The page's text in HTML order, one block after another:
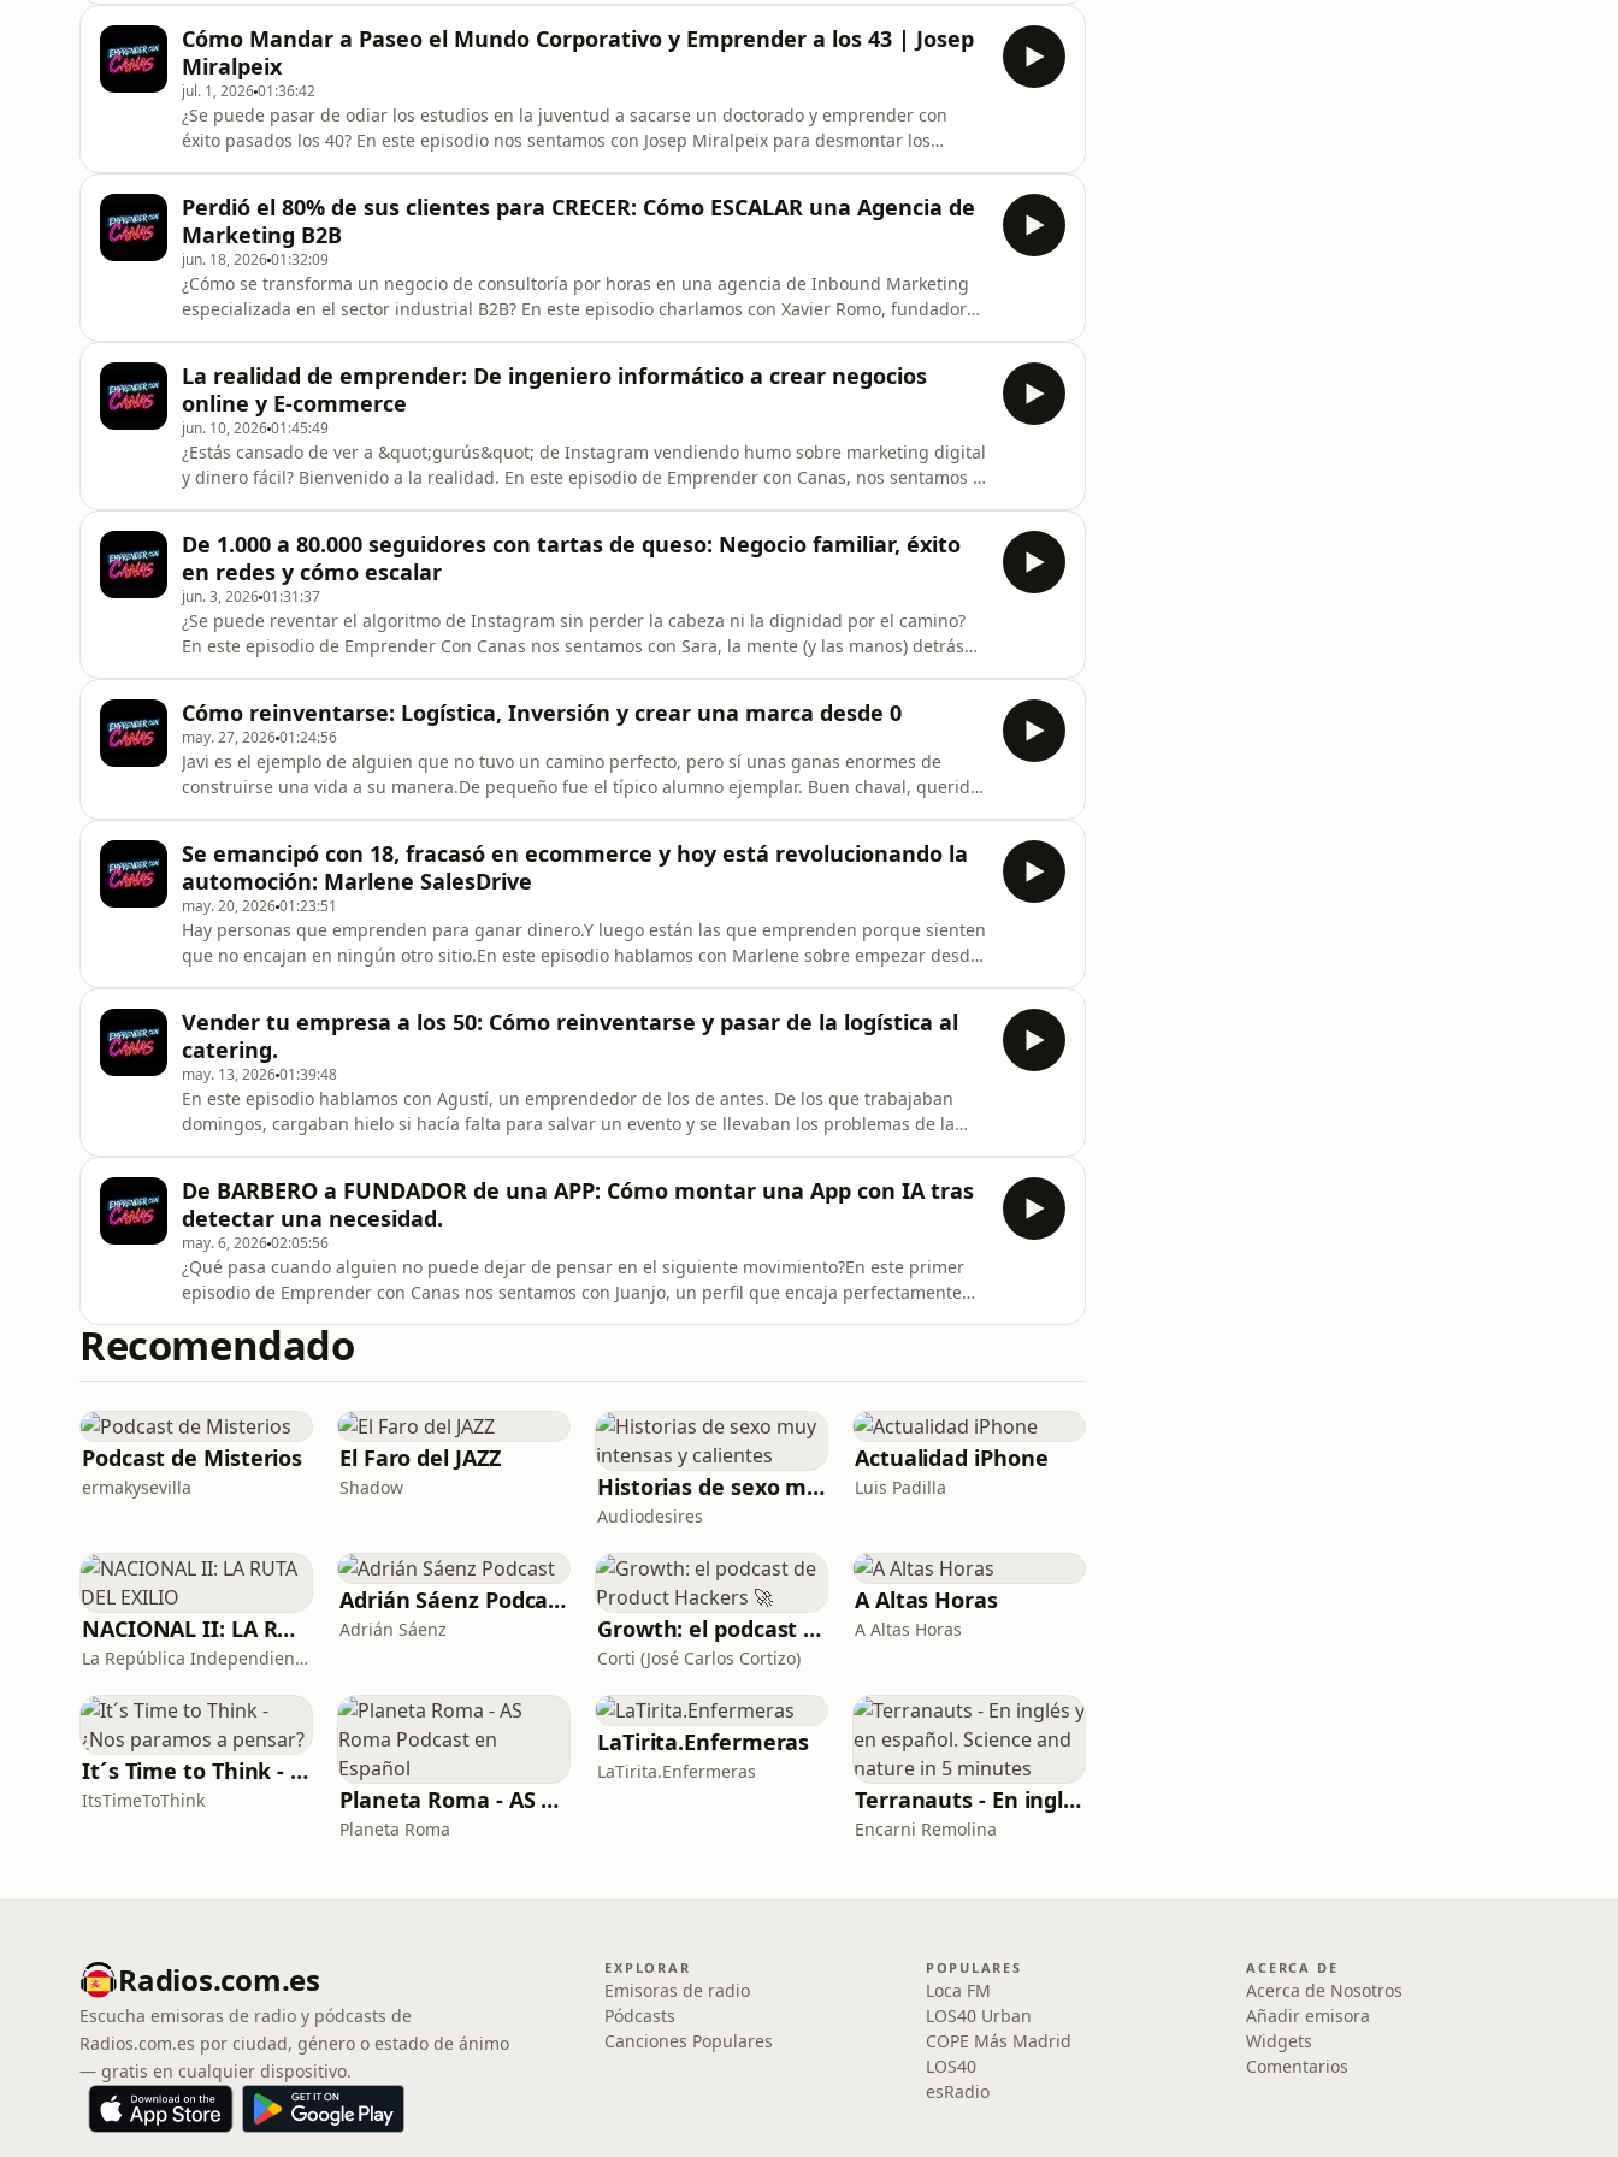
piloto automático, estresad
Cómo Mandar a Paseo el Mundo Corporativo y Emprender a los 43 | Josep
Miralpeix
jul. 1, 202601:36:42
¿Se puede pasar de odiar los estudios en la juventud a sacarse un doctorado y emprender con
éxito pasados los 40? En este episodio nos sentamos con Josep Miralpeix para desmontar los
tienes&quot;, la bofetada de re
Perdió el 80% de sus clientes para CRECER: Cómo ESCALAR una Agencia de
Marketing B2B
jun. 18, 202601:32:09
¿Cómo se transforma un negocio de consultoría por horas en una agencia de Inbound Marketing
especializada en el sector industrial B2B? En este episodio charlamos con Xavier Romo, fundador
una empresa B2B o
La realidad de emprender: De ingeniero informático a crear negocios
online y E-commerce
jun. 10, 202601:45:49
¿Estás cansado de ver a &quot;gurús&quot; de Instagram vendiendo humo sobre marketing digital
y dinero fácil? Bienvenido a la realidad. En este episodio de Emprender con Canas, nos sentamos a
con tres maletas
De 1.000 a 80.000 seguidores con tartas de queso: Negocio familiar, éxito
en redes y cómo escalar
jun. 3, 202601:31:37
¿Se puede reventar el algoritmo de Instagram sin perder la cabeza ni la dignidad por el camino?
En este episodio de Emprender Con Canas nos sentamos con Sara, la mente (y las manos) detrás
maduró a gol
Cómo reinventarse: Logística, Inversión y crear una marca desde 0
may. 27, 202601:24:56
Javi es el ejemplo de alguien que no tuvo un camino perfecto, pero sí unas ganas enormes de
construirse una vida a su manera.De pequeño fue el típico alumno ejemplar. Buen chaval, querido
como camarero, sin ten
Se emancipó con 18, fracasó en ecommerce y hoy está revolucionando la
automoción: Marlene SalesDrive
may. 20, 202601:23:51
Hay personas que emprenden para ganar dinero.Y luego están las que emprenden porque sienten
que no encajan en ningún otro sitio.En este episodio hablamos con Marlene sobre empezar desde
dentro del mundo de la autom
Vender tu empresa a los 50: Cómo reinventarse y pasar de la logística al
catering.
may. 13, 202601:39:48
En este episodio hablamos con Agustí, un emprendedor de los de antes. De los que trabajaban
domingos, cargaban hielo si hacía falta para salvar un evento y se llevaban los problemas de la
sin venir del sector* La realidad d
De BARBERO a FUNDADOR de una APP: Cómo montar una App con IA tras
detectar una necesidad.
may. 6, 202602:05:56
¿Qué pasa cuando alguien no puede dejar de pensar en el siguiente movimiento?En este primer
episodio de Emprender con Canas nos sentamos con Juanjo, un perfil que encaja perfectamente
de cuestionarse, de mejorar y de buscar qué viene después.Juanjo viene del mundo de la barbería,
pero lo interesante no es
Recomendado
Podcast de Misterios
ermakysevilla
El Faro del JAZZ
Shadow Historias de sexo muy intensas y calientes
Audiodesires
Actualidad iPhone
Luis Padilla
NACIONAL II: LA RUTA DEL EXILIO
La República Independiente de la Radio
Adrián Sáenz Podcast
Adrián Sáenz Growth: el podcast de Product Hackers 🚀
Corti (José Carlos Cortizo)
A Altas Horas
A Altas Horas
It´s Time to Think - ¿Nos paramos a pensar?
ItsTimeToThink Planeta Roma - AS Roma Podcast en Español
Planeta Roma
LaTirita.Enfermeras
LaTirita.Enfermeras
Terranauts - En inglés y en español. Science and nature in 5 minutes
Encarni Remolina
Radios.com.es
Escucha emisoras de radio y pódcasts de
Radios.com.es por ciudad, género o estado de ánimo
— gratis en cualquier dispositivo.
EXPLORAR
Emisoras de radio
Pódcasts
Canciones Populares
POPULARES
Loca FM
LOS40 Urban
COPE Más Madrid
LOS40
esRadio
ACERCA DE
Acerca de Nosotros
Añadir emisora
Widgets
Comentarios